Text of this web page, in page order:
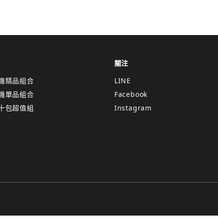
精品組合
單品組合
包超值組
關注
LINE
Facebook
Instagram